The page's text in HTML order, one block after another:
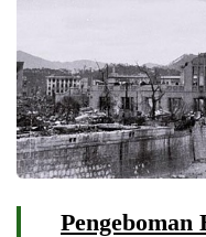
Pengeboman